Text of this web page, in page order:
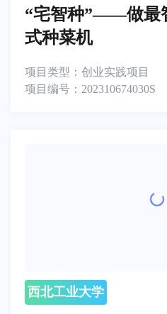
“宅智种”——做最
式种菜机
项目类型： 创业实践项目
项目编号： 202310674030S
西北工业大学